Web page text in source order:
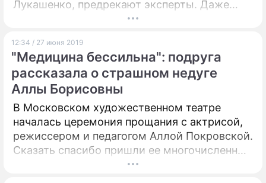
Лукашенко, предрекают эксперты. Даже
если Батька усидит в кресле главы
ограничены.
12:34 / 27 июня 2019
"Медицина бессильна": подруга
рассказала о страшном недуге
Аллы Борисовны
В Московском художественном театре
началась церемония прощания с актрисой,
режиссером и педагогом Аллой Покровской.
Сказать спасибо пришли ее многочисленные
ученики, звезды театра и кино: Гоша